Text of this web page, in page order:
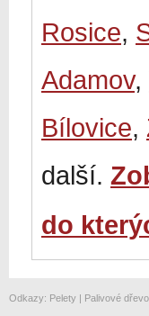
Rosice,
Adamov,
Bílovice,
další.
do
Odkazy: Pelety | Palivové dřevo